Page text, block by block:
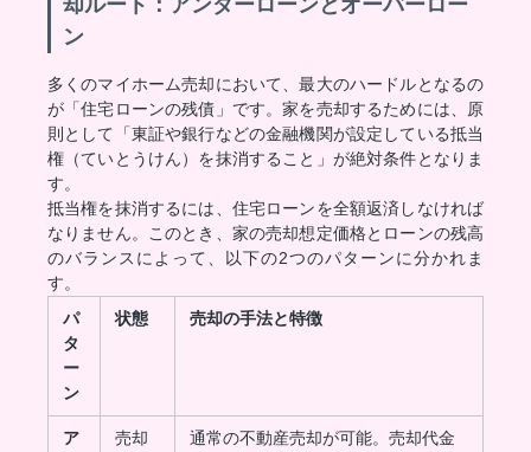
却ルート：アンダーローンとオーバーロー
ン
多くのマイホーム売却において、最大のハードルとなるの
が「住宅ローンの残債」です。家を売却するためには、原
則として「東証や銀行などの金融機関が設定している抵当
権（ていとうけん）を抹消すること」が絶対条件となりま
す。
抵当権を抹消するには、住宅ローンを全額返済しなければ
なりません。このとき、家の売却想定価格とローンの残高
のバランスによって、以下の2つのパターンに分かれま
す。
パ
タ
ー
ン
状態 売却の手法と特徴
ア
売却
通常の不動産売却が可能。売却代金